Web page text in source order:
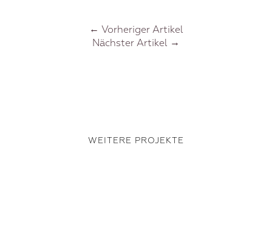
Vorheriger Artikel
Nächster Artikel
WEITERE PROJEKTE